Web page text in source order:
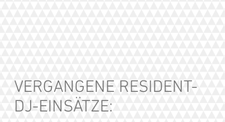
VERGANGENE RESIDENT-
DJ-EINSÄTZE: